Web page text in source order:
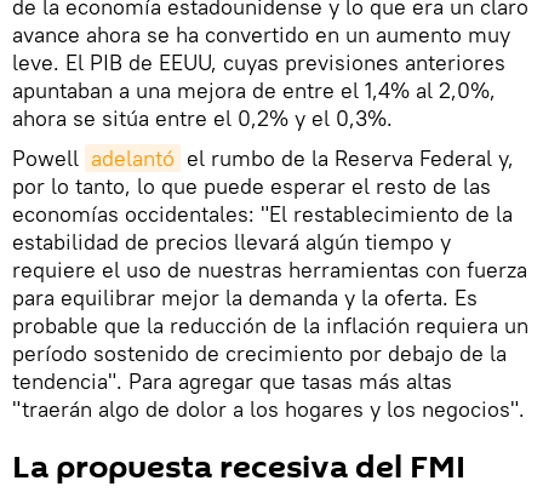
de la economía estadounidense y lo que era un claro
avance ahora se ha convertido en un aumento muy
leve. El PIB de EEUU, cuyas previsiones anteriores
apuntaban a una mejora de entre el 1,4% al 2,0%,
ahora se sitúa entre el 0,2% y el 0,3%.
Powell adelantó el rumbo de la Reserva Federal y,
por lo tanto, lo que puede esperar el resto de las
economías occidentales: "El restablecimiento de la
estabilidad de precios llevará algún tiempo y
requiere el uso de nuestras herramientas con fuerza
para equilibrar mejor la demanda y la oferta. Es
probable que la reducción de la inflación requiera un
período sostenido de crecimiento por debajo de la
tendencia". Para agregar que tasas más altas
"traerán algo de dolor a los hogares y los negocios".
La propuesta recesiva del FMI